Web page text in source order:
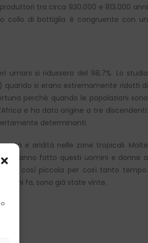
tra circa 930.000 e 813.000 anni
collo di bottiglia è congruente con un
si ridussero del 98,7%. Lo studio
quando si erano estremamente ridotti di
perché quando le popolazioni sono
e ha dato origine a tre discendenti:
determinanti.
e aridità nelle zone tropicali. Molte
hanno fatto questi uomini e donne a
così piccola per così tanto tempo.
anni fa, sono già state vinte.